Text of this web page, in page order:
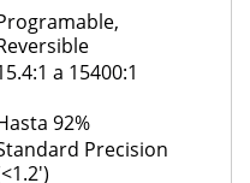
a 15400:1
92%
Precision